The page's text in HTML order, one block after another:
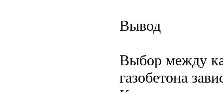
Вывод
Выбор между
газобетона